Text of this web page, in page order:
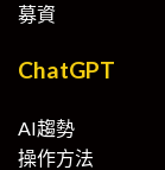
募資
ChatGPT
AI趨勢
操作方法